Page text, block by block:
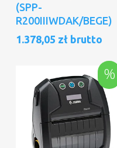
(SPP-
R200IIIWDAK/BEGE)
1.378,05 zł brutto
%